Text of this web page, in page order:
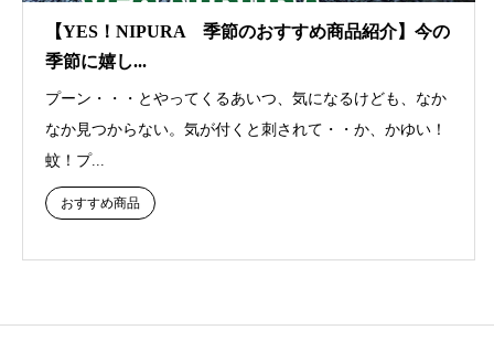
【YES！NIPURA 季節のおすすめ商品紹介】今の
季節に嬉し...
プーン・・・とやってくるあいつ、気になるけども、なか
なか見つからない。気が付くと刺されて・・か、かゆい！
蚊！プ...
おすすめ商品